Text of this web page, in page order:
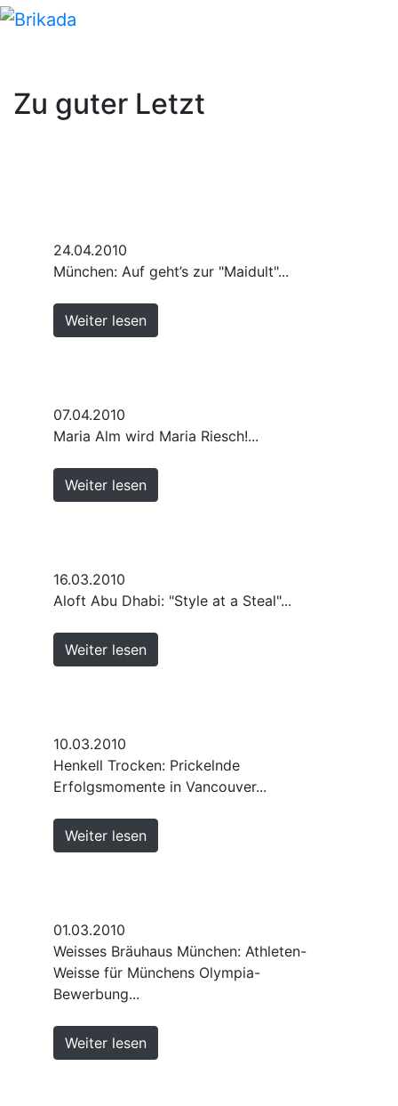
Zu guter Letzt
24.04.2010
München: Auf geht’s zur "Maidult"...
Weiter lesen
07.04.2010
Maria Alm wird Maria Riesch!...
Weiter lesen
16.03.2010
Aloft Abu Dhabi: "Style at a Steal"...
Weiter lesen
10.03.2010
Henkell Trocken: Prickelnde
Erfolgsmomente in Vancouver...
Weiter lesen
01.03.2010
Weisses Bräuhaus München: Athleten-
Weisse für Münchens Olympia-
Bewerbung...
Weiter lesen